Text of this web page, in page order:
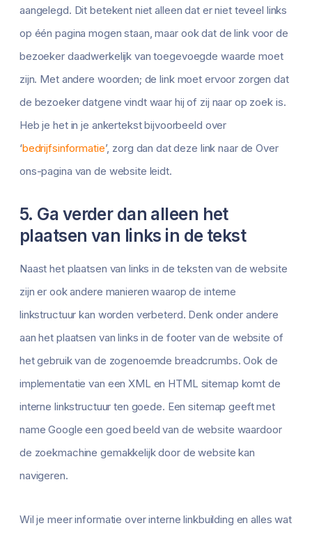
aangelegd. Dit betekent niet alleen dat er niet teveel links
op één pagina mogen staan, maar ook dat de link voor de
bezoeker daadwerkelijk van toegevoegde waarde moet
zijn. Met andere woorden; de link moet ervoor zorgen dat
de bezoeker datgene vindt waar hij of zij naar op zoek is.
Heb je het in je ankertekst bijvoorbeeld over
‘bedrijfsinformatie’, zorg dan dat deze link naar de Over
ons-pagina van de website leidt.
5. Ga verder dan alleen het
plaatsen van links in de tekst
Naast het plaatsen van links in de teksten van de website
zijn er ook andere manieren waarop de interne
linkstructuur kan worden verbeterd. Denk onder andere
aan het plaatsen van links in de footer van de website of
het gebruik van de zogenoemde breadcrumbs. Ook de
implementatie van een XML en HTML sitemap komt de
interne linkstructuur ten goede. Een sitemap geeft met
name Google een goed beeld van de website waardoor
de zoekmachine gemakkelijk door de website kan
navigeren.
Wil je meer informatie over interne linkbuilding en alles wat